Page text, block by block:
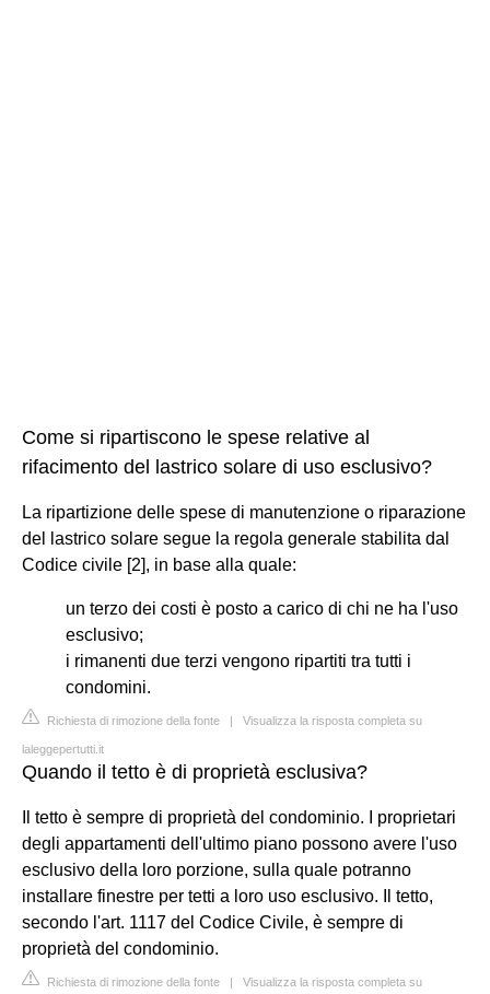
Come si ripartiscono le spese relative al
rifacimento del lastrico solare di uso esclusivo?
La ripartizione delle spese di manutenzione o riparazione
del lastrico solare segue la regola generale stabilita dal
Codice civile [2], in base alla quale:
un terzo dei costi è posto a carico di chi ne ha l'uso
esclusivo;
i rimanenti due terzi vengono ripartiti tra tutti i
condomini.
Richiesta di rimozione della fonte | Visualizza la risposta completa su
laleggepertutti.it
Quando il tetto è di proprietà esclusiva?
Il tetto è sempre di proprietà del condominio. I proprietari
degli appartamenti dell'ultimo piano possono avere l'uso
esclusivo della loro porzione, sulla quale potranno
installare finestre per tetti a loro uso esclusivo. Il tetto,
secondo l'art. 1117 del Codice Civile, è sempre di
proprietà del condominio.
Richiesta di rimozione della fonte | Visualizza la risposta completa su